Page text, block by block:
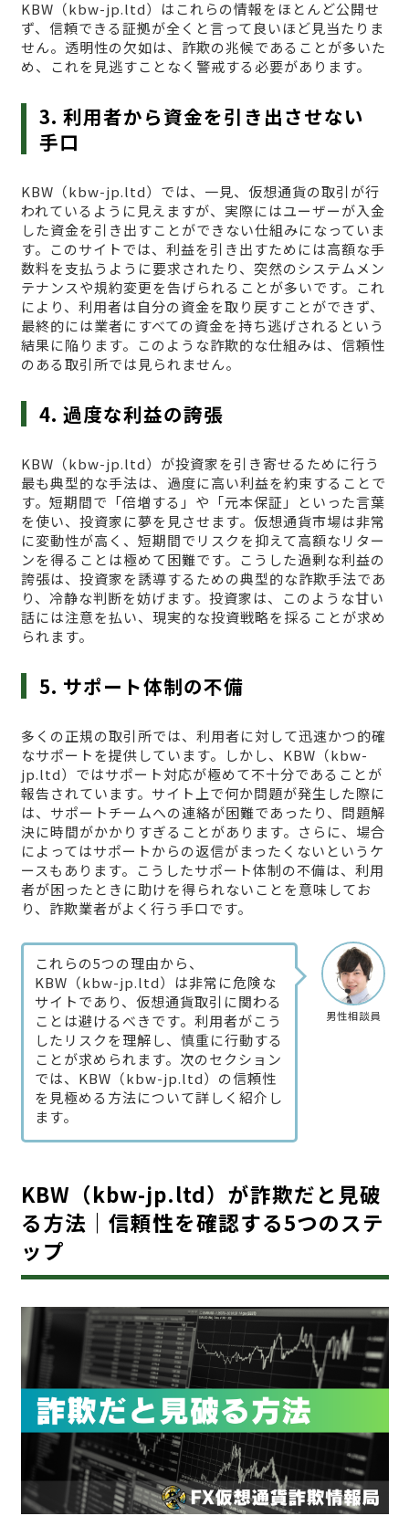
KBW（kbw-jp.ltd）はこれらの情報をほとんど公開せ
ず、信頼できる証拠が全くと言って良いほど見当たりま
せん。透明性の欠如は、詐欺の兆候であることが多いた
め、これを見逃すことなく警戒する必要があります。
3. 利用者から資金を引き出させない
手口
KBW（kbw-jp.ltd）では、一見、仮想通貨の取引が行
われているように見えますが、実際にはユーザーが入金
した資金を引き出すことができない仕組みになっていま
す。このサイトでは、利益を引き出すためには高額な手
数料を支払うように要求されたり、突然のシステムメン
テナンスや規約変更を告げられることが多いです。これ
により、利用者は自分の資金を取り戻すことができず、
最終的には業者にすべての資金を持ち逃げされるという
結果に陥ります。このような詐欺的な仕組みは、信頼性
のある取引所では見られません。
4. 過度な利益の誇張
KBW（kbw-jp.ltd）が投資家を引き寄せるために行う
最も典型的な手法は、過度に高い利益を約束することで
す。短期間で「倍増する」や「元本保証」といった言葉
を使い、投資家に夢を見させます。仮想通貨市場は非常
に変動性が高く、短期間でリスクを抑えて高額なリター
ンを得ることは極めて困難です。こうした過剰な利益の
誇張は、投資家を誘導するための典型的な詐欺手法であ
り、冷静な判断を妨げます。投資家は、このような甘い
話には注意を払い、現実的な投資戦略を採ることが求め
られます。
5. サポート体制の不備
多くの正規の取引所では、利用者に対して迅速かつ的確
なサポートを提供しています。しかし、KBW（kbw-
jp.ltd）ではサポート対応が極めて不十分であることが
報告されています。サイト上で何か問題が発生した際に
は、サポートチームへの連絡が困難であったり、問題解
決に時間がかかりすぎることがあります。さらに、場合
によってはサポートからの返信がまったくないというケ
ースもあります。こうしたサポート体制の不備は、利用
者が困ったときに助けを得られないことを意味してお
り、詐欺業者がよく行う手口です。
男性相談員
これらの5つの理由から、
KBW（kbw-jp.ltd）は非常に危険な
サイトであり、仮想通貨取引に関わる
ことは避けるべきです。利用者がこう
したリスクを理解し、慎重に行動する
ことが求められます。次のセクション
では、KBW（kbw-jp.ltd）の信頼性
を見極める方法について詳しく紹介し
ます。
KBW（kbw-jp.ltd）が詐欺だと見破
る方法｜信頼性を確認する5つのステ
ップ